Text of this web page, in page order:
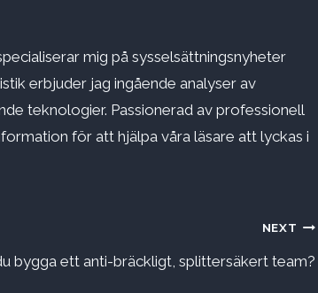
mig på sysselsättningsnyheter
erbjuder jag ingående analyser av
teknologier. Passionerad av professionell
för att hjälpa våra läsare att lyckas i
NEXT
bygga ett anti-bräckligt, splittersäkert team?